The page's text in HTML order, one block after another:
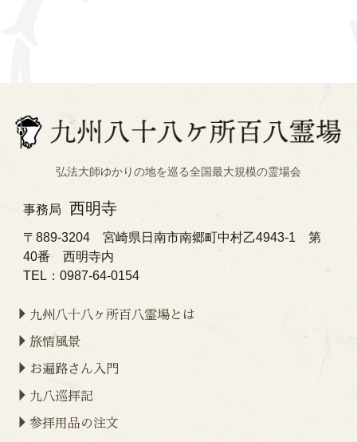
弘法大師ゆかりの地を巡る全国最大規模の霊場会
事務局 西明寺
〒889-3204 宮崎県日南市南郷町中村乙4943-1 第
40番 西明寺内
TEL：0987-64-0154
九州八十八ヶ所百八霊場とは
旅情風景
お遍路さん入門
九八巡拝記
参拝用品の注文